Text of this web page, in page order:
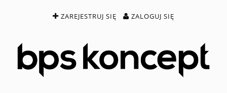
ZAREJESTRUJ SIĘ ZALOGUJ SIĘ